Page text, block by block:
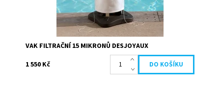
VAK FILTRAČNÍ 15 MIKRONŮ DESJOYAUX
1 550 Kč